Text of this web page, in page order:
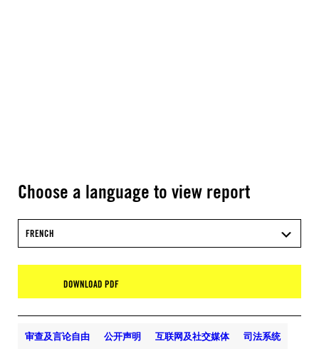
Choose a language to view report
FRENCH
DOWNLOAD PDF
审查及言论自由 公开声明 互联网及社交媒体 司法系统